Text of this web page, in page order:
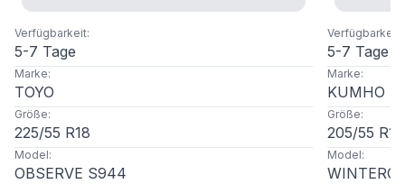
Verfügbarkeit:
5-7 Tage
Marke:
TOYO
Größe:
225/55 R18
Model:
OBSERVE S944
Verfügbarkeit
5-7 Tage
Marke:
KUMHO
Größe:
205/55 R16
Model: